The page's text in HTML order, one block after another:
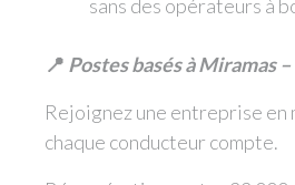
sans des opérateurs à
📍 Postes basés à Miramas
Rejoignez une entreprise en
chaque conducteur compte.